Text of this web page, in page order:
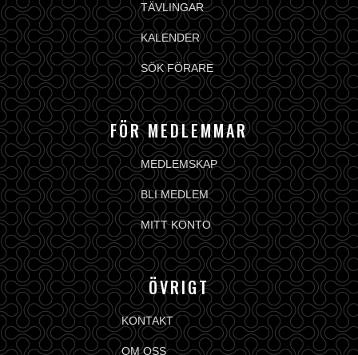
TÄVLINGAR
KALENDER
SÖK FÖRARE
FÖR MEDLEMMAR
MEDLEMSKAP
BLI MEDLEM
MITT KONTO
ÖVRIGT
KONTAKT
OM OSS